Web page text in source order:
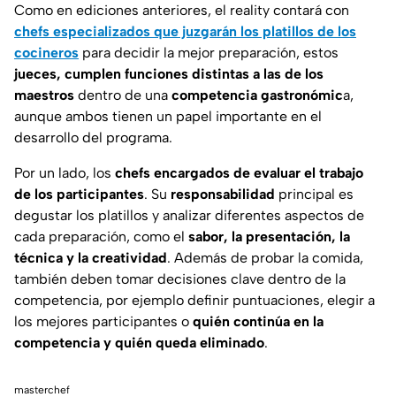
Como en ediciones anteriores, el reality contará con
chefs especializados que juzgarán los platillos de los
cocineros para decidir la mejor preparación, estos
jueces, cumplen funciones distintas a las de los
maestros dentro de una competencia gastronómica,
aunque ambos tienen un papel importante en el
desarrollo del programa.
Por un lado, los chefs encargados de evaluar el trabajo
de los participantes. Su responsabilidad principal es
degustar los platillos y analizar diferentes aspectos de
cada preparación, como el sabor, la presentación, la
técnica y la creatividad. Además de probar la comida,
también deben tomar decisiones clave dentro de la
competencia, por ejemplo definir puntuaciones, elegir a
los mejores participantes o quién continúa en la
competencia y quién queda eliminado.
masterchef